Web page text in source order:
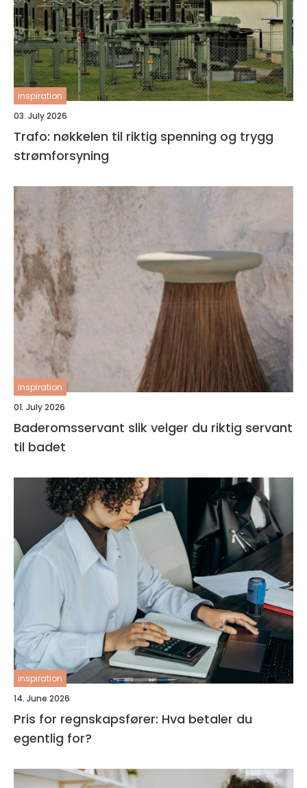
inspiration
03. July 2026
Trafo: nøkkelen til riktig spenning og trygg
strømforsyning
inspiration
01. July 2026
Baderomsservant slik velger du riktig servant
til badet
inspiration
14. June 2026
Pris for regnskapsfører: Hva betaler du
egentlig for?